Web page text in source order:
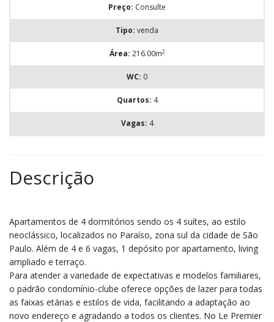
Preço: Consulte
Tipo: venda
Área: 216.00m2
WC: 0
Quartos: 4
Vagas: 4
Descrição
Apartamentos de 4 dormitórios sendo os 4 suítes, ao estilo
neoclássico, localizados no Paraíso, zona sul da cidade de São
Paulo. Além de 4 e 6 vagas, 1 depósito por apartamento, living
ampliado e terraço.
Para atender a variedade de expectativas e modelos familiares,
o padrão condomínio-clube oferece opções de lazer para todas
as faixas etárias e estilos de vida, facilitando a adaptação ao
novo endereço e agradando a todos os clientes. No Le Premier